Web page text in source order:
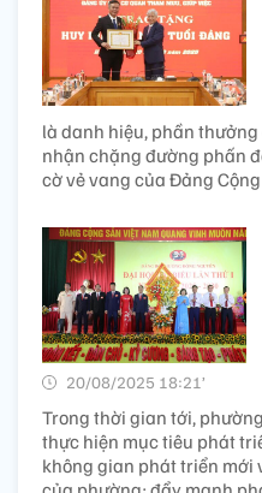
là danh hiệu, phần
nhận chặng đường phấn
cờ vẻ vang của Đảng
20/08/2025 18:21’
Trong thời gian tới,
thực hiện mục tiêu phát
không gian phát triển mới